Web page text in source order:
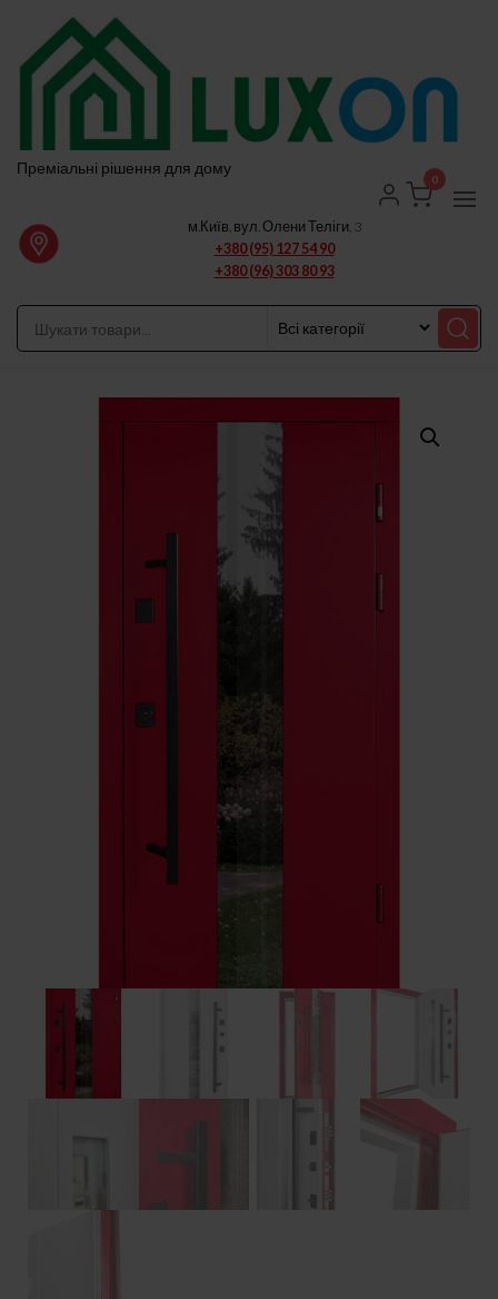
Перейти
вмісту
Преміальні рішення для дому
м.Київ, вул. Олени Теліги, 3
+380 (95) 127 54 90
+380 (96) 303 80 93
0